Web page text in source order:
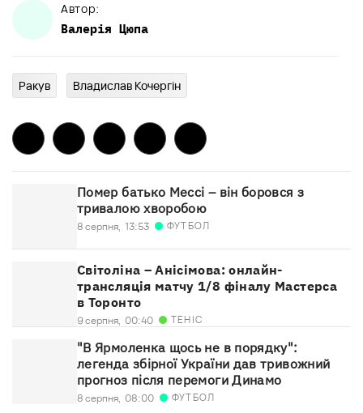
Автор:
Валерія Цюпа
Ракув Владислав Кочергін
Помер батько Мессі – він боровся з
тривалою хворобою
8 серпня, 13:53 ФУТБОЛ
Світоліна – Анісімова: онлайн-
трансляція матчу 1/8 фіналу Мастерса
в Торонто
9 серпня, 00:40 ТЕНІС
"В Ярмоленка щось не в порядку":
легенда збірної України дав тривожний
прогноз після перемоги Динамо
8 серпня, 08:00 ФУТБОЛ